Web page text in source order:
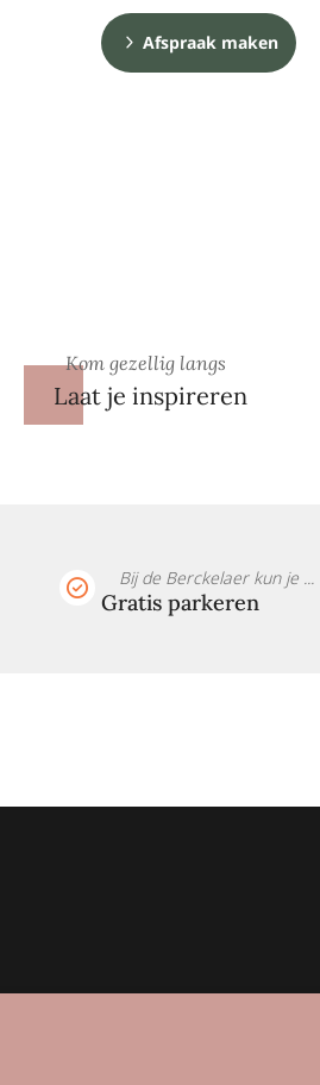
Afspraak maken
Kom gezellig langs
Laat je inspireren
Bij de Berckelaer kun je ...
Gratis parkeren